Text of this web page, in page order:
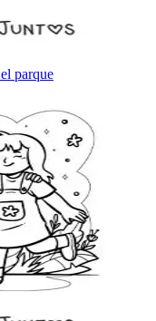
parque